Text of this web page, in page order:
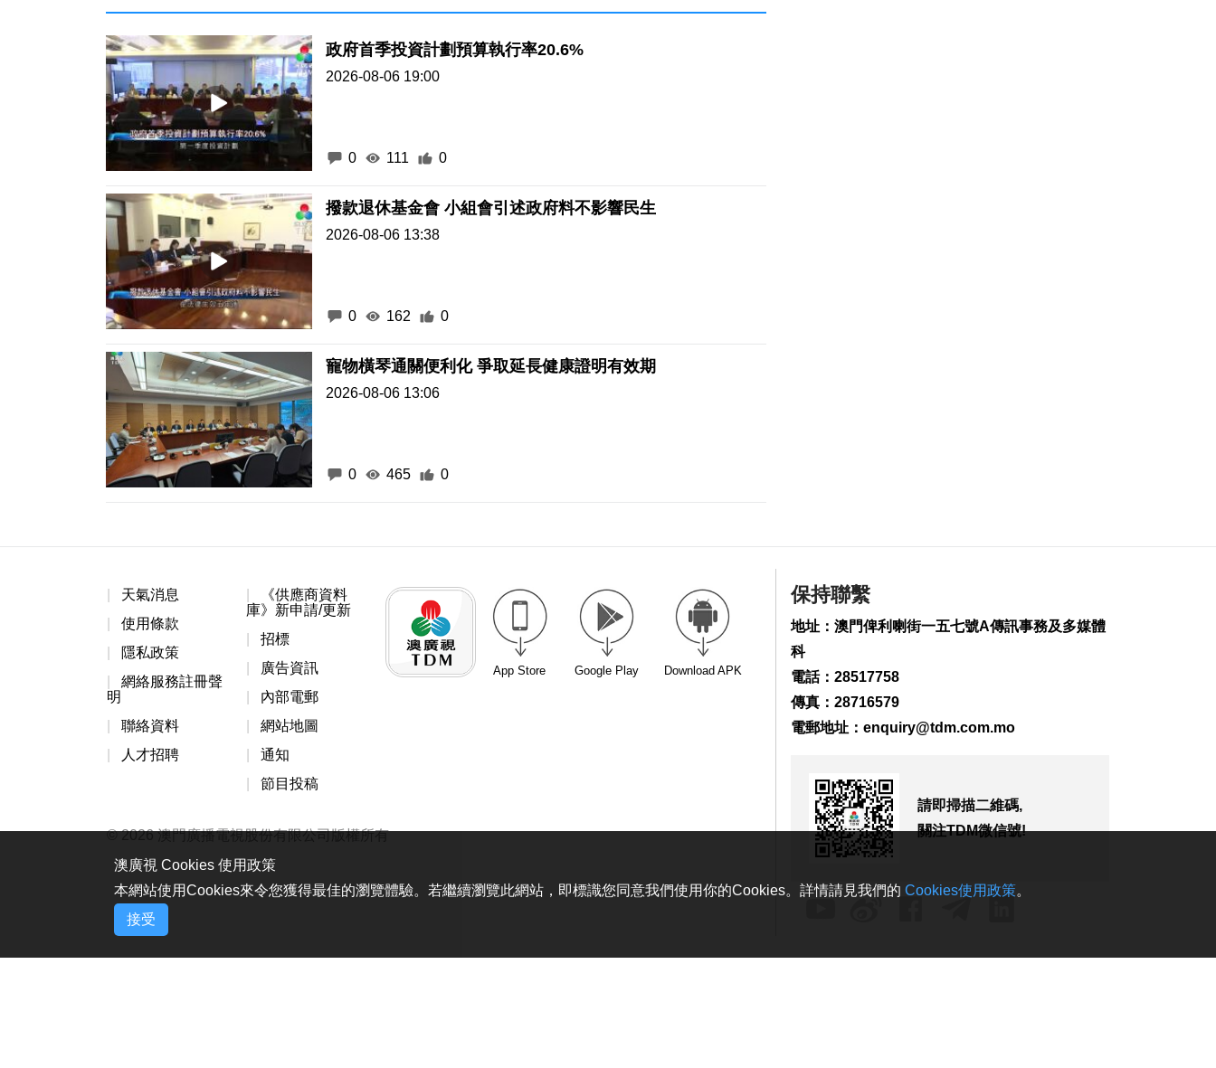
政府首季投資計劃預算執行率20.6%
2026-08-06 19:00
0 111 0
撥款退休基金會 小組會引述政府料不影響民生
2026-08-06 13:38
0 162 0
寵物橫琴通關便利化 爭取延長健康證明有效期
2026-08-06 13:06
0 465 0
駐
債
韓連續5天報告疑似高
溫致死病例
2026-08-06 21:37
天氣消息
使用條款
隱私政策
網絡服務註冊聲
明
聯絡資料
人才招聘
《供應商資料
庫》新申請/更新
招標
廣告資訊
內部電郵
網站地圖
通知
節目投稿
App Store Google Play Download APK
© 2026 澳門廣播電視股份有限公司版權所有
保持聯繫
地址：澳門俾利喇街一五七號A傳訊事務及多媒體
科
電話：28517758
傳真：28716579
電郵地址： enquiry@tdm.com.mo
請即掃描二維碼,
關注TDM微信號!
澳廣視 Cookies 使用政策
本網站使用Cookies來令您獲得最佳的瀏覽體驗。若繼續瀏覽此網站，即標識您同意我們使用你的Cookies。詳情請見我們的 Cookies使用政策。
接受